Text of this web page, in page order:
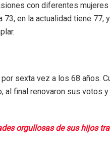
con diferentes
en la actualidad tiene 77,
sexta vez a los 68 años.
al final renovaron sus votos
orgullosas de sus hijos